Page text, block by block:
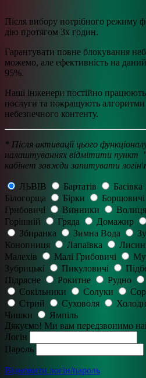
Після вибору потрібного режиму
дію протягом 3х годин.
Гарантувати повне блокування
можемо, але ефективність на
95%.
Наші інженери постійно працюють
послуги та покращують
небезпечного контенту.
* Після активації цього
налаштуваннях відмітити пункт
кабінет завжди запитувати
ЛЬВІВ Бартатів Басівка
Білогорща
Бірки Борщовичі
Грибовичі
Винники Волиця
Горішній
Гряда Домажир
Збиранка
Зимна Вода
Конопниця
Лапаївка
Малехів
Малі Грибовичі
Зубрицькі
Пикуловичі
Підрясне
Рокитне Рудно
Сокільники
Солуки
Стрий
Суховоля
Чишки
Ямпіль
Дякуємо! Ми вам передзвонимо
Логін
Пароль
Відновити логін/пароль